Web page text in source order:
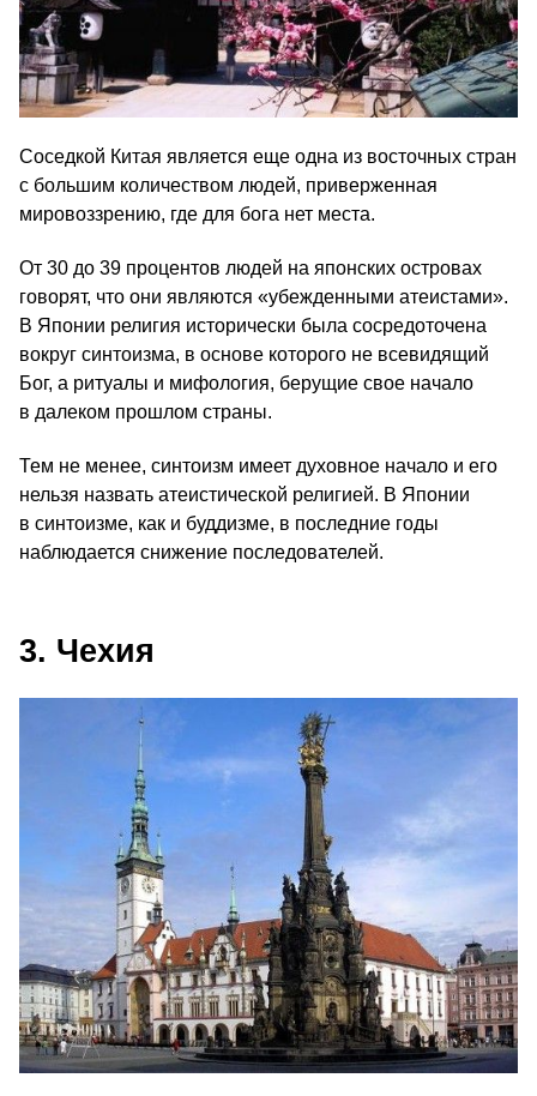
Соседкой Китая является еще одна из восточных стран
с большим количеством людей, приверженная
мировоззрению, где для бога нет места.
От 30 до 39 процентов людей на японских островах
говорят, что они являются «убежденными атеистами».
В Японии религия исторически была сосредоточена
вокруг синтоизма, в основе которого не всевидящий
Бог, а ритуалы и мифология, берущие свое начало
в далеком прошлом страны.
Тем не менее, синтоизм имеет духовное начало и его
нельзя назвать атеистической религией. В Японии
в синтоизме, как и буддизме, в последние годы
наблюдается снижение последователей.
3. Чехия